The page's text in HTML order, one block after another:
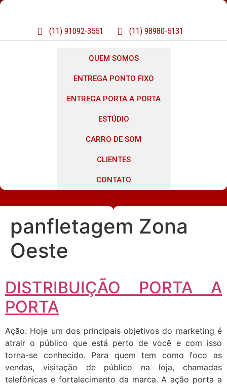
(11) 91092-3551 (11) 98980-5131
QUEM SOMOS
ENTREGA PONTO FIXO
ENTREGA PORTA A PORTA
ESTÚDIO
CARRO DE SOM
CLIENTES
CONTATO
panfletagem Zona
Oeste
DISTRIBUIÇÃO PORTA A
PORTA
Ação: Hoje um dos principais objetivos do marketing é
atrair o público que está perto de você e com isso
torna-se conhecido. Para quem tem como foco as
vendas, visitação de público na loja, chamadas
telefônicas e fortalecimento da marca. A ação porta a